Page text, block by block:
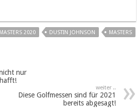
2020 DUSTIN JOHNSON
MASTERS
nur
weiter ..
Diese Golfmessen sind für 2021
bereits abgesagt!